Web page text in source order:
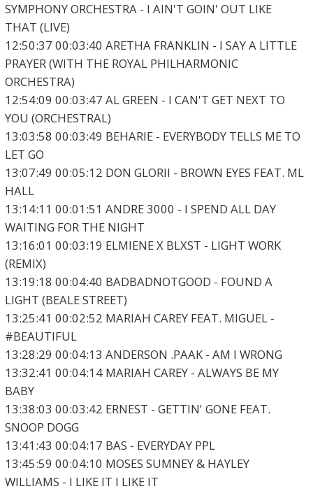
SYMPHONY ORCHESTRA - I AIN'T GOIN' OUT LIKE
THAT (LIVE)
12:50:37 00:03:40 ARETHA FRANKLIN - I SAY A LITTLE
PRAYER (WITH THE ROYAL PHILHARMONIC
ORCHESTRA)
12:54:09 00:03:47 AL GREEN - I CAN'T GET NEXT TO
YOU (ORCHESTRAL)
13:03:58 00:03:49 BEHARIE - EVERYBODY TELLS ME TO
LET GO
13:07:49 00:05:12 DON GLORII - BROWN EYES FEAT. ML
HALL
13:14:11 00:01:51 ANDRE 3000 - I SPEND ALL DAY
WAITING FOR THE NIGHT
13:16:01 00:03:19 ELMIENE X BLXST - LIGHT WORK
(REMIX)
13:19:18 00:04:40 BADBADNOTGOOD - FOUND A
LIGHT (BEALE STREET)
13:25:41 00:02:52 MARIAH CAREY FEAT. MIGUEL -
#BEAUTIFUL
13:28:29 00:04:13 ANDERSON .PAAK - AM I WRONG
13:32:41 00:04:14 MARIAH CAREY - ALWAYS BE MY
BABY
13:38:03 00:03:42 ERNEST - GETTIN' GONE FEAT.
SNOOP DOGG
13:41:43 00:04:17 BAS - EVERYDAY PPL
13:45:59 00:04:10 MOSES SUMNEY & HAYLEY
WILLIAMS - I LIKE IT I LIKE IT